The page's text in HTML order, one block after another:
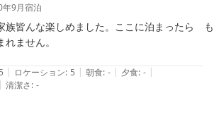
ダチをもいでお土産まで頂き、本当に思い出に
した。
の近隣スポットはどこも間違いなし！
9月宿泊
族皆んな楽しめました。ここに泊まったら　も
ません。
5 | ロケーション: 5 | 朝食: - | 夕食: - |
| 清潔さ: -